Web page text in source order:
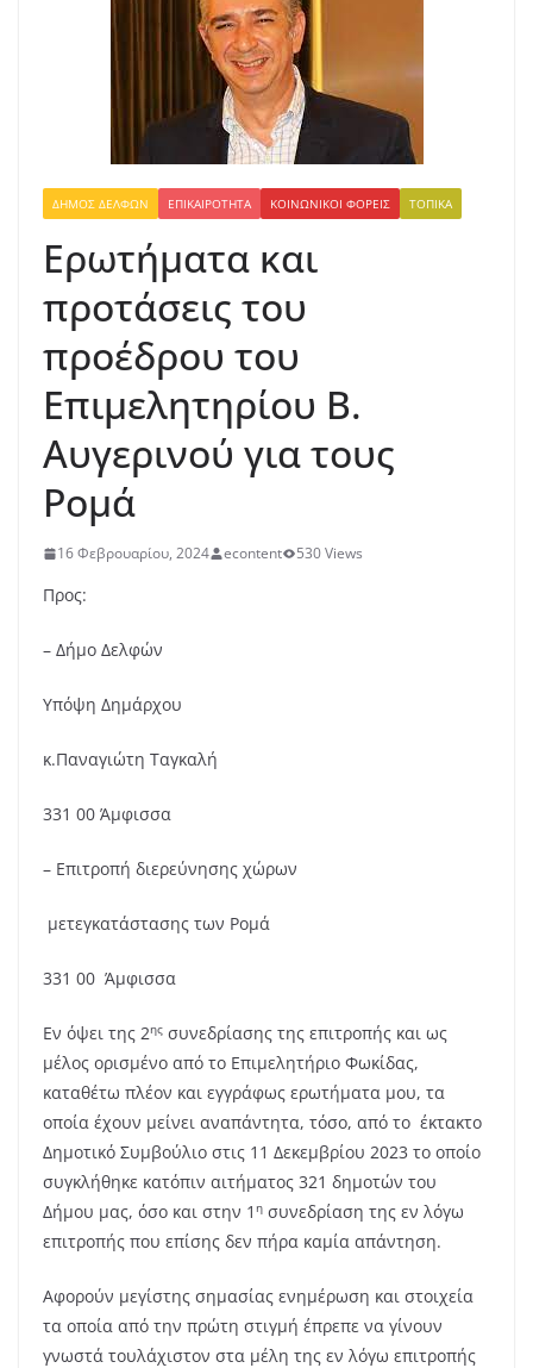
ΔΉΜΟΣ ΔΕΛΦΏΝ ΕΠΙΚΑΙΡΌΤΗΤΑ ΚΟΙΝΩΝΙΚΟΊ ΦΟΡΕΊΣ ΤΟΠΙΚΆ
Ερωτήματα και
προτάσεις του
προέδρου του
Επιμελητηρίου Β.
Αυγερινού για τους
Ρομά
16 Φεβρουαρίου, 2024 econtent 530 Views
Προς:
– Δήμο Δελφών
Υπόψη Δημάρχου
κ.Παναγιώτη Ταγκαλή
331 00 Άμφισσα
– Επιτροπή διερεύνησης χώρων
μετεγκατάστασης των Ρομά
331 00 Άμφισσα
Εν όψει της 2ης συνεδρίασης της επιτροπής και ως
μέλος ορισμένο από το Επιμελητήριο Φωκίδας,
καταθέτω πλέον και εγγράφως ερωτήματα μου, τα
οποία έχουν μείνει αναπάντητα, τόσο, από το έκτακτο
Δημοτικό Συμβούλιο στις 11 Δεκεμβρίου 2023 το οποίο
συγκλήθηκε κατόπιν αιτήματος 321 δημοτών του
Δήμου μας, όσο και στην 1 η συνεδρίαση της εν λόγω
επιτροπής που επίσης δεν πήρα καμία απάντηση.
Αφορούν μεγίστης σημασίας ενημέρωση και στοιχεία
τα οποία από την πρώτη στιγμή έπρεπε να γίνουν
γνωστά τουλάχιστον στα μέλη της εν λόγω επιτροπής